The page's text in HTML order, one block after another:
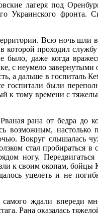
лагеря под
Украинского
Всю ночь шли в
проходил
даже когда
с неумело
а дальше в госпиталь
госпитали были
к тому времени с
рана от бедра до
возможным,
Вокруг слышалась
стал пробираться в
ногу.
к своим окопам,
уцелеть и не
ждали впереди
Рана оказалась